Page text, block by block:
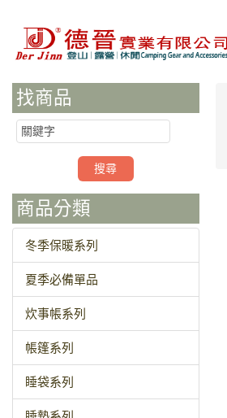
找商品
商品分類
冬季保暖系列
夏季必備單品
炊事帳系列
帳篷系列
睡袋系列